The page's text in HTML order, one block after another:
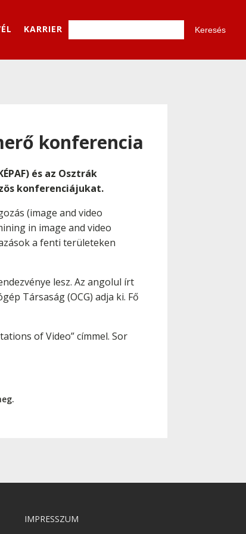
KARRIER
konferencia
és az Osztrák
konferenciájukat.
(image and video
in image and video
a fenti területeken
lesz. Az angolul írt
Társaság (OCG) adja ki. Fő
of Video” címmel. Sor
IMPRESSZUM